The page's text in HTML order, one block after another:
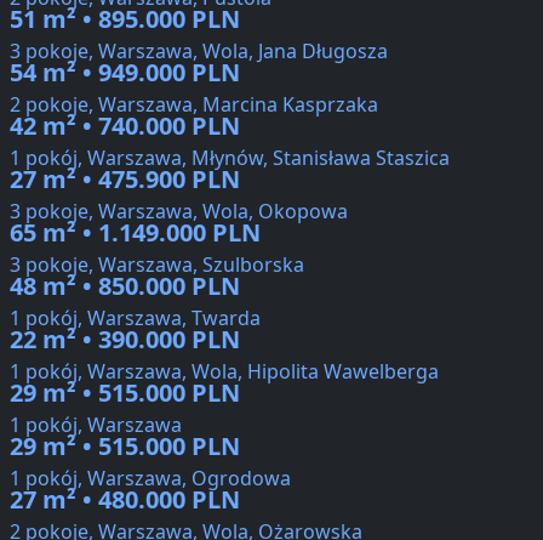
51 m² • 895.000 PLN
3 pokoje, Warszawa, Wola, Jana Długosza
54 m² • 949.000 PLN
2 pokoje, Warszawa, Marcina Kasprzaka
42 m² • 740.000 PLN
1 pokój, Warszawa, Młynów, Stanisława Staszica
27 m² • 475.900 PLN
3 pokoje, Warszawa, Wola, Okopowa
65 m² • 1.149.000 PLN
3 pokoje, Warszawa, Szulborska
48 m² • 850.000 PLN
1 pokój, Warszawa, Twarda
22 m² • 390.000 PLN
1 pokój, Warszawa, Wola, Hipolita Wawelberga
29 m² • 515.000 PLN
1 pokój, Warszawa
29 m² • 515.000 PLN
1 pokój, Warszawa, Ogrodowa
27 m² • 480.000 PLN
2 pokoje, Warszawa, Wola, Ożarowska